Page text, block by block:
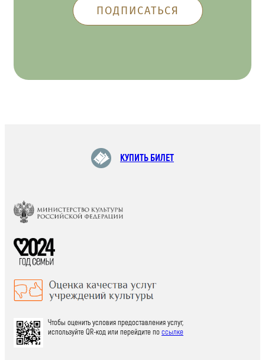
КУПИТЬ БИЛЕТ
Чтобы оценить условия предоставления услуг,
используйте QR-код или перейдите поссылке